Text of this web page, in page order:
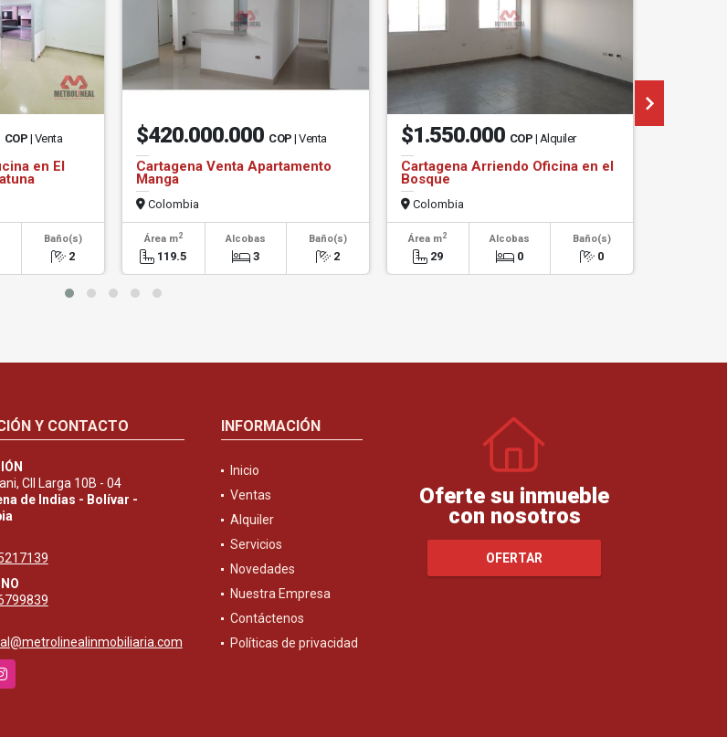
COP | Venta
en El
Baño(s)
2
$420.000.000 COP | Venta
Cartagena Venta Apartamento
Manga
Colombia
Área m2
119.5
Alcobas
3
Baño(s)
2
$1.550.000 COP | Alquiler
Cartagena Arriendo Oficina en el
Bosque
Colombia
Área m2
29
Alcobas
0
Baño(s)
0
Y CONTACTO
Cll Larga 10B - 04
de Indias - Bolívar -
INFORMACIÓN
Inicio
Ventas
Alquiler
Servicios
Novedades
Nuestra Empresa
Contáctenos
Políticas de privacidad
Oferte su inmueble
con nosotros
OFERTAR